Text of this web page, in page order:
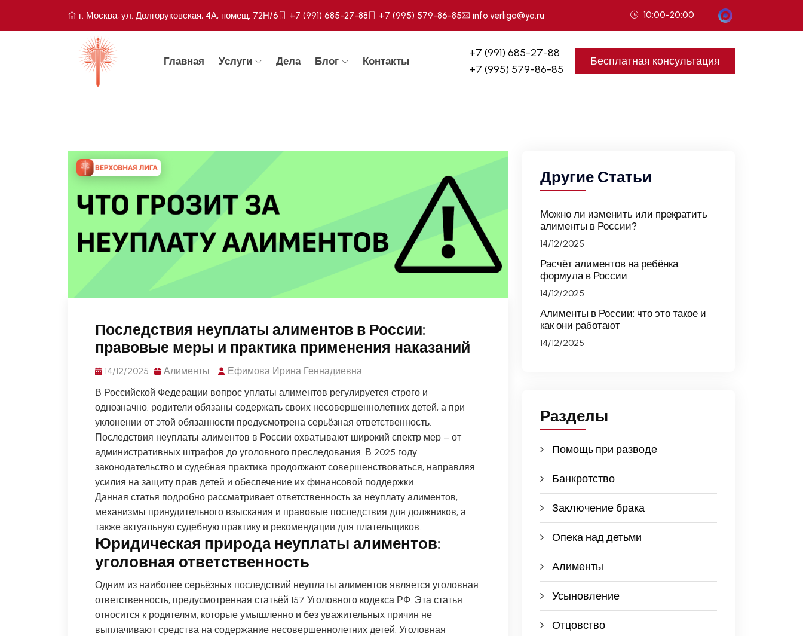
г. Москва, ул. Долгоруковская, 4А, помещ. 72Н/6 +7 (991) 685-27-88 +7 (995) 579-86-85 info.verliga@ya.ru 10:00-20:00
Главная Услуги Дела Блог Контакты
+7 (991) 685-27-88
+7 (995) 579-86-85
Бесплатная консультация
Последствия неуплаты алиментов в России:
правовые меры и практика применения наказаний
14/12/2025 Алименты
Ефимова Ирина Геннадиевна
В Российской Федерации вопрос уплаты алиментов регулируется строго и
однозначно: родители обязаны содержать своих несовершеннолетних детей, а при
уклонении от этой обязанности предусмотрена серьёзная ответственность.
Последствия неуплаты алиментов в России охватывают широкий спектр мер – от
административных штрафов до уголовного преследования. В 2025 году
законодательство и судебная практика продолжают совершенствоваться, направляя
усилия на защиту прав детей и обеспечение их финансовой поддержки.
Данная статья подробно рассматривает ответственность за неуплату алиментов,
механизмы принудительного взыскания и правовые последствия для должников, а
также актуальную судебную практику и рекомендации для плательщиков.
Юридическая природа неуплаты алиментов:
уголовная ответственность
Одним из наиболее серьёзных последствий неуплаты алиментов является уголовная
ответственность, предусмотренная статьёй 157 Уголовного кодекса РФ. Эта статья
относится к родителям, которые умышленно и без уважительных причин не
выплачивают средства на содержание несовершеннолетних детей. Уголовная
Другие Статьи
Можно ли изменить или прекратить
алименты в России?
14/12/2025
Расчёт алиментов на ребёнка:
формула в России
14/12/2025
Алименты в России: что это такое и
как они работают
14/12/2025
Разделы
Помощь при разводе
Банкротство
Заключение брака
Опека над детьми
Алименты
Усыновление
Отцовство